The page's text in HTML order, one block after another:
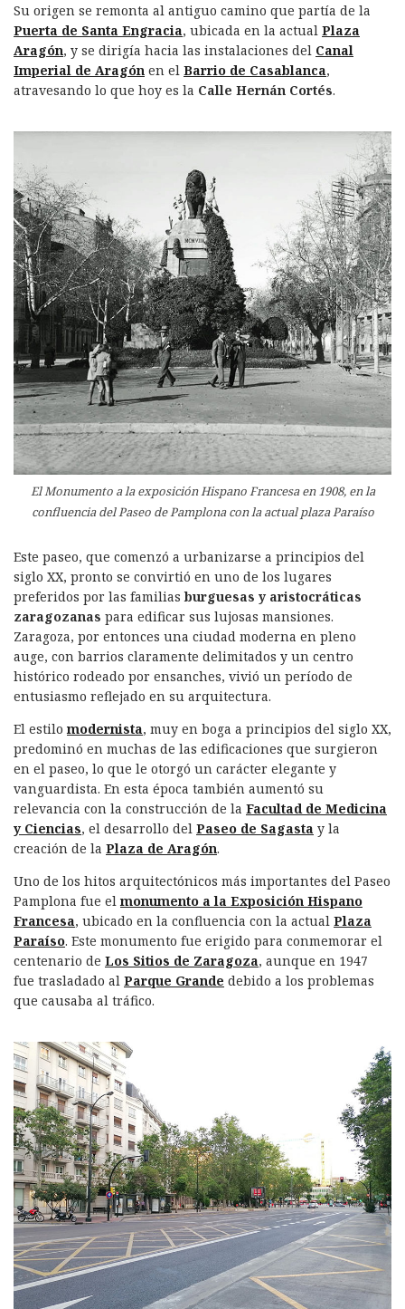
Su origen se remonta al antiguo camino que partía de la
Puerta de Santa Engracia, ubicada en la actual Plaza
Aragón, y se dirigía hacia las instalaciones del Canal
Imperial de Aragón en el Barrio de Casablanca,
atravesando lo que hoy es la Calle Hernán Cortés.
El Monumento a la exposición Hispano Francesa en 1908, en la
confluencia del Paseo de Pamplona con la actual plaza Paraíso
Este paseo, que comenzó a urbanizarse a principios del
siglo XX, pronto se convirtió en uno de los lugares
preferidos por las familiasburguesas y aristocráticas
zaragozanas para edificar sus lujosas mansiones.
Zaragoza, por entonces una ciudad moderna en pleno
auge, con barrios claramente delimitados y un centro
histórico rodeado por ensanches, vivió un período de
entusiasmo reflejado en su arquitectura.
El estilomodernista, muy en boga a principios del siglo XX,
predominó en muchas de las edificaciones que surgieron
en el paseo, lo que le otorgó un carácter elegante y
vanguardista. En esta época también aumentó su
relevancia con la construcción de la Facultad de Medicina
y Ciencias, el desarrollo del Paseo de Sagasta y la
creación de la Plaza de Aragón.
Uno de los hitos arquitectónicos más importantes del Paseo
Pamplona fue elmonumento a la Exposición Hispano
Francesa, ubicado en la confluencia con la actual Plaza
Paraíso. Este monumento fue erigido para conmemorar el
centenario de Los Sitios de Zaragoza, aunque en 1947
fue trasladado al Parque Grande debido a los problemas
que causaba al tráfico.